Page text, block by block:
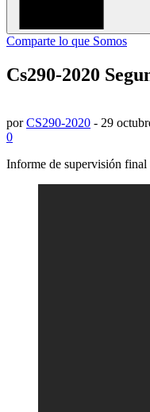
Comparte lo que Somos
Cs290-2020
porCS290-2020 - 29
0
Informe de supervisión final